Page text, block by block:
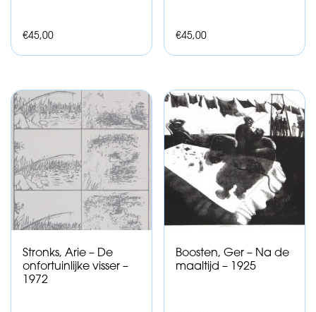
€45,00 €45,00
Stronks, Arie – De
onfortuinlijke visser –
1972
Boosten, Ger – Na de
maaltijd – 1925